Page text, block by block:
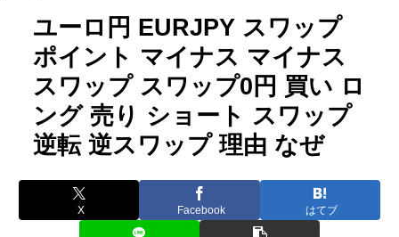
ユーロ円 EURJPY スワップ
ポイント マイナス マイナス
スワップ スワップ0円 買い ロ
ング 売り ショート スワップ
逆転 逆スワップ 理由 なぜ
X Facebook はてブ